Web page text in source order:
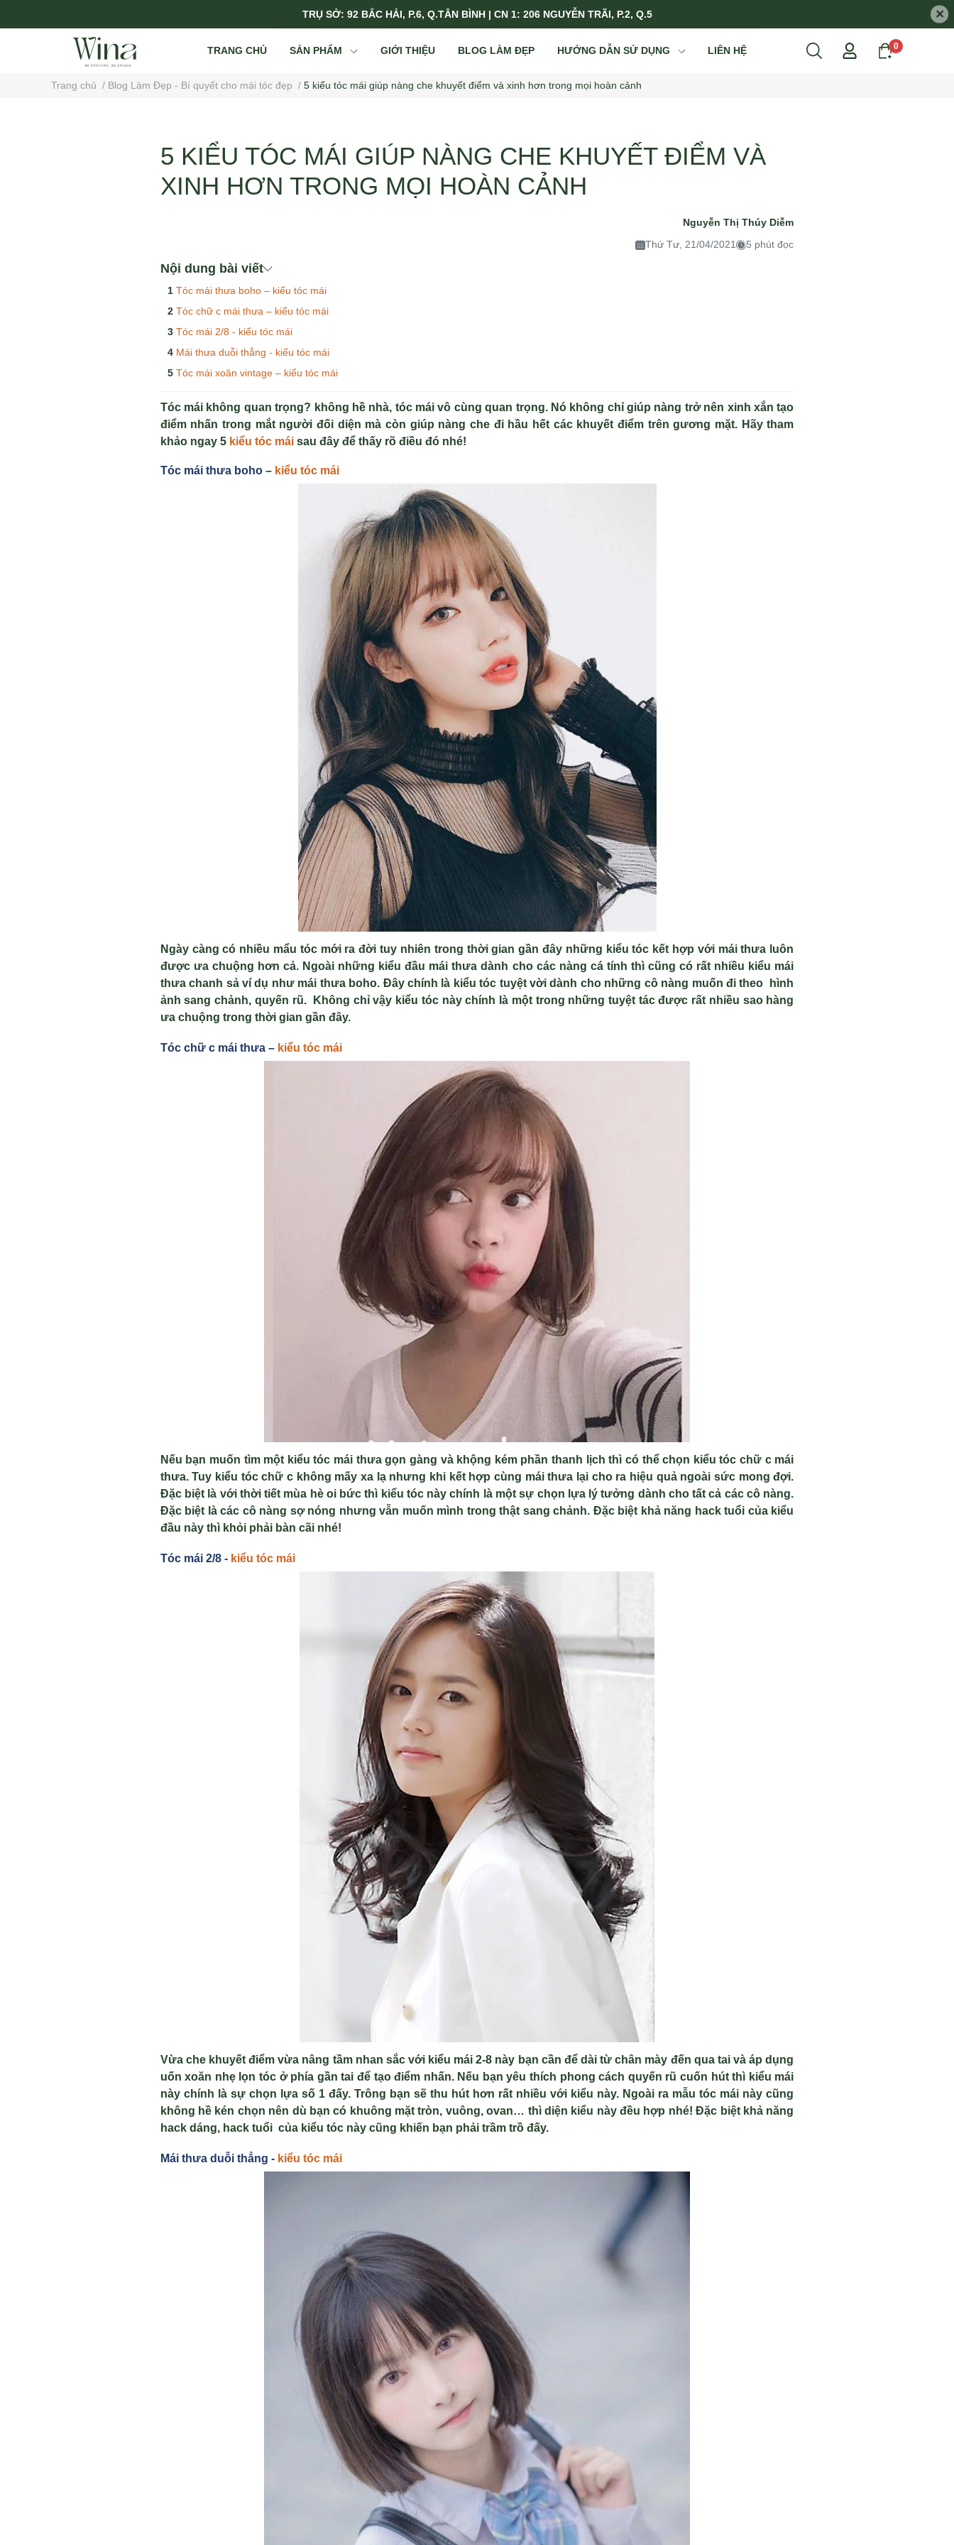
TRỤ SỞ: 92 BẮC HẢI, P.6, Q.TÂN BÌNH | CN 1: 206 NGUYỄN TRÃI, P.2, Q.5 ×
TRANG CHỦ SẢN PHẨM GIỚI THIỆU BLOG LÀM ĐẸP HƯỚNG DẪN SỬ DỤNG LIÊN HỆ 0
Trang chủ / Blog Làm Đẹp - Bí quyết cho mái tóc đẹp / 5 kiểu tóc mái giúp nàng che khuyết điểm và xinh hơn trong mọi hoàn cảnh
5 KIỂU TÓC MÁI GIÚP NÀNG CHE KHUYẾT ĐIỂM VÀ
XINH HƠN TRONG MỌI HOÀN CẢNH
Nguyễn Thị Thúy Diễm
Thứ Tư, 21/04/2021
5 phút đọc
Nội dung bài viết
Tóc mái thưa boho – kiểu tóc mái
Tóc chữ c mái thưa – kiểu tóc mái
Tóc mái 2/8 - kiểu tóc mái
Mái thưa duỗi thẳng - kiểu tóc mái
Tóc mái xoăn vintage – kiểu tóc mái
Tóc mái không quan trọng? không hề nhà, tóc mái vô cùng quan trọng. Nó không chỉ giúp nàng trở nên xinh xắn tạo
điểm nhấn trong mắt người đối diện mà còn giúp nàng che đi hầu hết các khuyết điểm trên gương mặt. Hãy tham
khảo ngay 5 kiểu tóc mái sau đây để thấy rõ điều đó nhé!
Tóc mái thưa boho – kiểu tóc mái
Ngày càng có nhiều mẩu tóc mới ra đời tuy nhiên trong thời gian gần đây những kiểu tóc kết hợp với mái thưa luôn
được ưa chuộng hơn cả. Ngoài những kiểu đầu mái thưa dành cho các nàng cá tính thì cũng có rất nhiều kiểu mái
thưa chanh sả ví dụ như mái thưa boho. Đây chính là kiểu tóc tuyệt vời dành cho những cô nàng muốn đi theo hình
ảnh sang chảnh, quyến rũ. Không chỉ vậy kiểu tóc này chính là một trong những tuyệt tác được rất nhiều sao hàng
ưa chuộng trong thời gian gần đây.
Tóc chữ c mái thưa – kiểu tóc mái
Nếu bạn muốn tìm một kiểu tóc mái thưa gọn gàng và khộng kém phần thanh lịch thì có thể chọn kiểu tóc chữ c mái
thưa. Tuy kiểu tóc chữ c không mấy xa lạ nhưng khi kết hợp cùng mái thưa lại cho ra hiệu quả ngoài sức mong đợi.
Đặc biệt là với thời tiết mùa hè oi bức thì kiểu tóc này chính là một sự chọn lựa lý tưởng dành cho tất cả các cô nàng.
Đặc biệt là các cô nàng sợ nóng nhưng vẫn muốn mình trong thật sang chảnh. Đặc biệt khả năng hack tuổi của kiểu
đầu này thì khỏi phải bàn cãi nhé!
Tóc mái 2/8 - kiểu tóc mái
Vừa che khuyết điểm vừa nâng tầm nhan sắc với kiểu mái 2-8 này bạn cần để dài từ chân mày đến qua tai và áp dụng
uốn xoăn nhẹ lọn tóc ở phía gần tai để tạo điểm nhấn. Nếu bạn yêu thích phong cách quyến rũ cuốn hút thì kiểu mái
này chính là sự chọn lựa số 1 đấy. Trông bạn sẽ thu hút hơn rất nhiều với kiểu này. Ngoài ra mẫu tóc mái này cũng
không hề kén chọn nên dù bạn có khuông mặt tròn, vuông, ovan… thì diện kiểu này đều hợp nhé! Đặc biệt khả năng
hack dáng, hack tuổi của kiểu tóc này cũng khiến bạn phải trầm trồ đấy.
Mái thưa duỗi thẳng - kiểu tóc mái